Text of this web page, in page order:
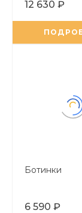
12 630 ₽
Ботинки
6 590 ₽